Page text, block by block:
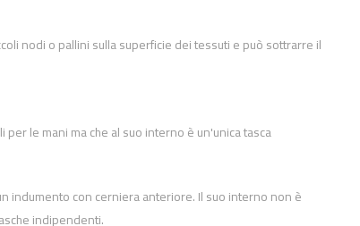
nodi o pallini sulla superficie dei tessuti e può sottrarre il
le mani ma che al suo interno è un'unica tasca
indumento con cerniera anteriore. Il suo interno non è
indipendenti.